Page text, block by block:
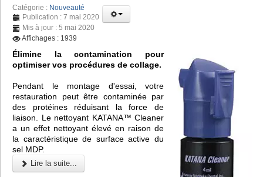
Catégorie : Nouveauté
Publication : 7 mai 2020
Mis à jour : 5 mai 2020
Affichages : 1939
Élimine la contamination pour
optimiser vos procédures de collage.
Pendant le montage d'essai, votre
restauration peut être contaminée par
des protéines réduisant la force de
liaison. Le nettoyant KATANA™ Cleaner
a un effet nettoyant élevé en raison de
la caractéristique de surface active du
sel MDP.
Lire la suite...